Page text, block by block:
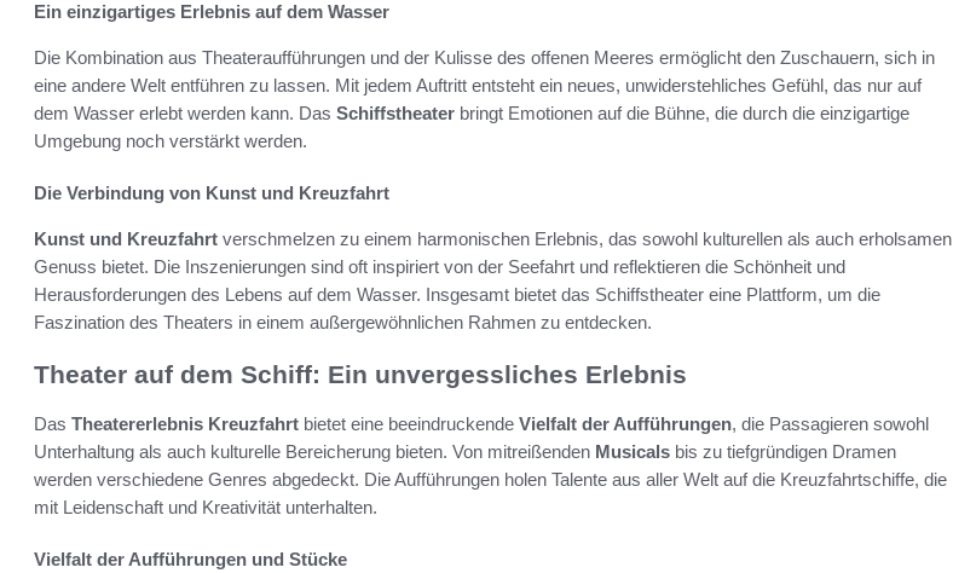
Ein einzigartiges Erlebnis auf dem Wasser
Die Kombination aus Theateraufführungen und der Kulisse des offenen Meeres ermöglicht den Zuschauern, sich in
eine andere Welt entführen zu lassen. Mit jedem Auftritt entsteht ein neues, unwiderstehliches Gefühl, das nur auf
dem Wasser erlebt werden kann. Das Schiffstheater bringt Emotionen auf die Bühne, die durch die einzigartige
Umgebung noch verstärkt werden.
Die Verbindung von Kunst und Kreuzfahrt
Kunst und Kreuzfahrt verschmelzen zu einem harmonischen Erlebnis, das sowohl kulturellen als auch erholsamen
Genuss bietet. Die Inszenierungen sind oft inspiriert von der Seefahrt und reflektieren die Schönheit und
Herausforderungen des Lebens auf dem Wasser. Insgesamt bietet das Schiffstheater eine Plattform, um die
Faszination des Theaters in einem außergewöhnlichen Rahmen zu entdecken.
Theater auf dem Schiff: Ein unvergessliches Erlebnis
Das Theatererlebnis Kreuzfahrt bietet eine beeindruckende Vielfalt der Aufführungen, die Passagieren sowohl
Unterhaltung als auch kulturelle Bereicherung bieten. Von mitreißenden Musicals bis zu tiefgründigen Dramen
werden verschiedene Genres abgedeckt. Die Aufführungen holen Talente aus aller Welt auf die Kreuzfahrtschiffe, die
mit Leidenschaft und Kreativität unterhalten.
Vielfalt der Aufführungen und Stücke